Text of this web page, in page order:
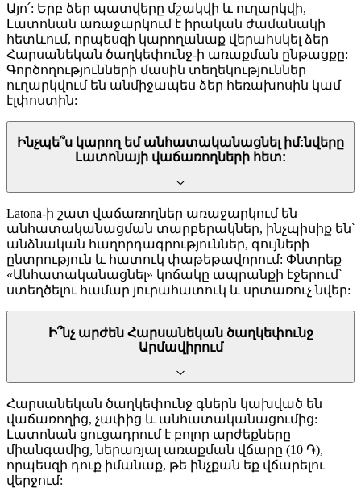
Այո՛: Երբ ձեր պատվերը մշակվի և ուղարկվի,
Լատոնան առաջարկում է իրական ժամանակի
հետևում, որպեսզի կարողանաք վերահսկել ձեր
Հարսանեկան ծաղկեփունջ-ի առաքման ընթացքը:
Գործողությունների մասին տեղեկություններ
ուղարկվում են անմիջապես ձեր հեռախոսին կամ
էլփոստին:
Ինչպե՞ս կարող եմ անհատականացնել իմ:նվերը
Լատոնայի վաճառողների հետ:
Latona-ի շատ վաճառողներ առաջարկում են
անհատականացման տարբերակներ, ինչպիսիք են՝
անձնական հաղորդագրություններ, գույների
ընտրություն և հատուկ փաթեթավորում: Փնտրեք
«Անհատականացնել» կոճակը ապրանքի էջերում՝
ստեղծելու համար յուրահատուկ և սրտառուչ նվեր:
Ի՞նչ արժեն Հարսանեկան ծաղկեփունջ
Արմավիրում
Հարսանեկան ծաղկեփունջ գներն կախված են
վաճառողից, չափից և անհատականացումից:
Լատոնան ցուցադրում է բոլոր արժեքները
միանգամից, ներառյալ առաքման վճարը (10 ֏),
որպեսզի դուք իմանաք, թե ինչքան եք վճարելու
վերջում: